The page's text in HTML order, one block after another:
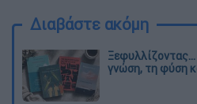
Διαβάστε ακόμη
Ξεφυλλίζοντας...
γνώση, τη φύση